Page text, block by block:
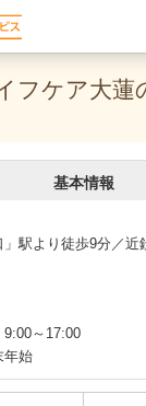
フケア大蓮
基本情報
駅より徒歩9分／近
9:00～17:00
年始